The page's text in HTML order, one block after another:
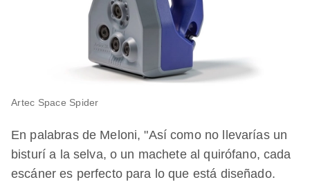
Artec Space Spider
En palabras de Meloni, "Así como no llevarías un
bisturí a la selva, o un machete al quirófano, cada
escáner es perfecto para lo que está diseñado.